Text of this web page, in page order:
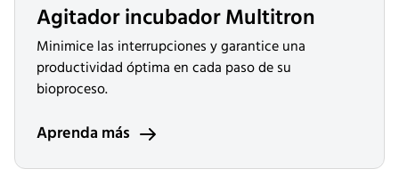
Agitador incubador Multitron
Minimice las interrupciones y garantice una
productividad óptima en cada paso de su
bioproceso.
Aprenda más